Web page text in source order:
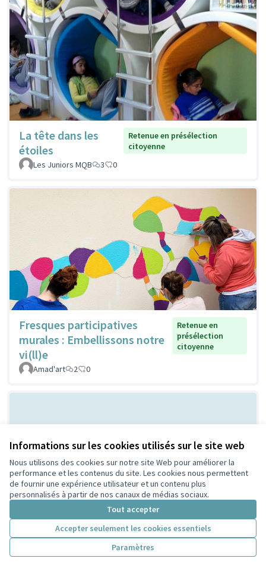
Informations sur les cookies utilisés sur le site web
Nous utilisons des cookies sur notre site Web pour améliorer la
performance et les contenus du site. Les cookies nous permettent
de fournir une expérience utilisateur et un contenu plus
personnalisés à partir de nos canaux de médias sociaux.
Tout accepter
Accepter seulement les cookies essentiels
Paramètres
La tête dans les
étoiles
Retenue en présélection
citoyenne
Les Juniors MQB
3 0
Fresques participatives
murales : Embellissons notre
vi(ll)e
Retenue en
présélection
citoyenne
Amad'art 2 0
Les cabanes à
Retenue en présélection
citoyenne
PeriscoZay
2 0